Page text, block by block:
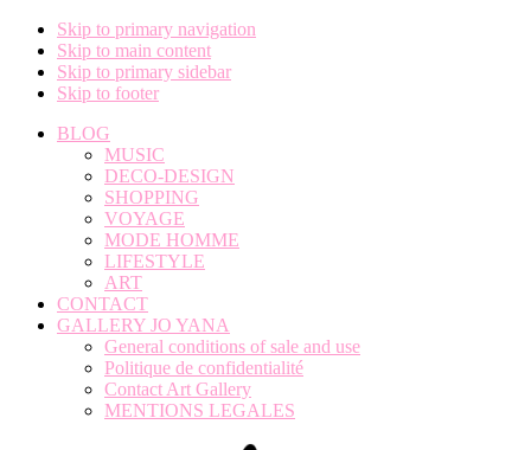
Skip to primary navigation
Skip to main content
Skip to primary sidebar
Skip to footer
BLOG
MUSIC
DECO-DESIGN
SHOPPING
VOYAGE
MODE HOMME
LIFESTYLE
ART
CONTACT
GALLERY JO YANA
General conditions of sale and use
Politique de confidentialité
Contact Art Gallery
MENTIONS LEGALES